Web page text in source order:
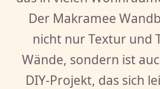
Der Makramee
nicht nur Textur und
Wände, sondern ist
DIY-Projekt, das sich